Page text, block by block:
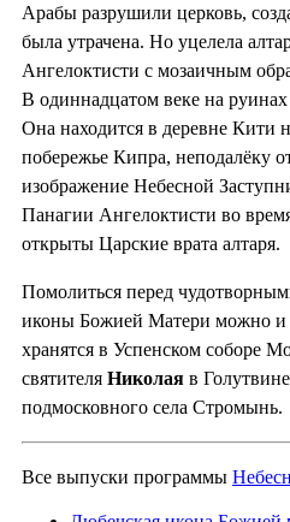
Арабы разрушили церковь,
была утрачена. Но уцелела
Ангелоктисти с мозаичным
В одиннадцатом веке на
Она находится в деревне Кити
побережье Кипра, неподалёку
изображение Небесной
Панагии Ангелоктисти во
открыты Царские врата алтаря.
Помолиться перед
иконы Божией Матери можно и
хранятся в Успенском соборе
святителя Николая в
подмосковного села Стромынь.
Все выпуски программы